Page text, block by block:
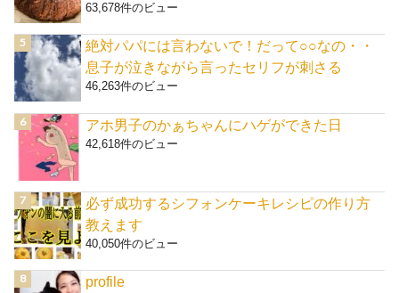
63,678件のビュー
絶対パパには言わないで！だって○○なの・・
息子が泣きながら言ったセリフが刺さる
46,263件のビュー
アホ男子のかぁちゃんにハゲができた日
42,618件のビュー
必ず成功するシフォンケーキレシピの作り方
教えます
40,050件のビュー
profile